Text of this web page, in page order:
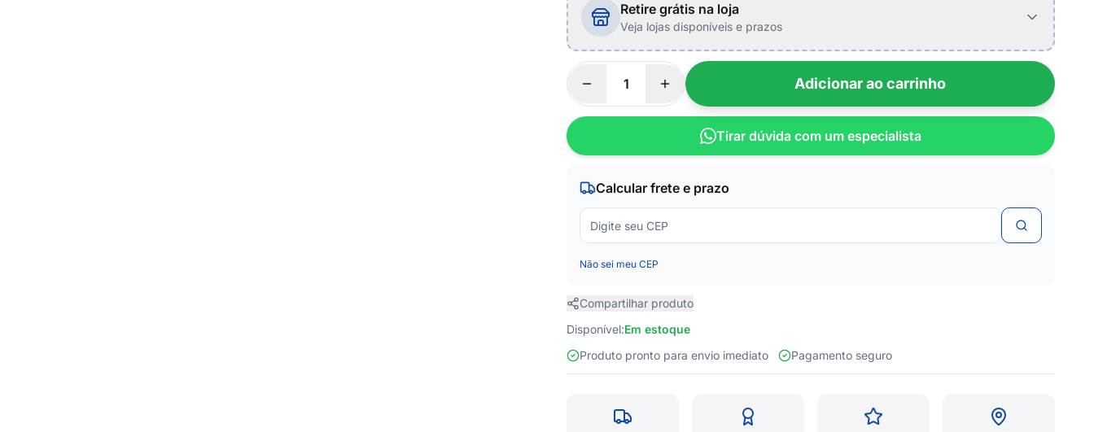
Retire grátis na loja
Veja lojas disponíveis e prazos
Adicionar ao carrinho
Tirar dúvida com um especialista
Calcular frete e prazo
Não sei meu CEP
Compartilhar produto
Disponível:Em estoque
Produto pronto para envio imediato
Pagamento seguro